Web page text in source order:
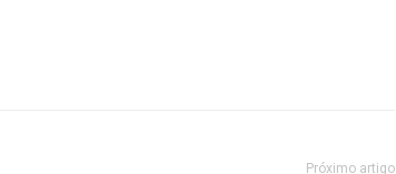
Próximo artigo